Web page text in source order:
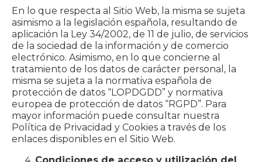
En lo que respecta al Sitio Web, la misma se sujeta
asimismo a la legislación española, resultando de
aplicación la Ley 34/2002, de 11 de julio, de servicios
de la sociedad de la información y de comercio
electrónico. Asimismo, en lo que concierne al
tratamiento de los datos de carácter personal, la
misma se sujeta a la normativa española de
protección de datos “LOPDGDD” y normativa
europea de protección de datos “RGPD”. Para
mayor información puede consultar nuestra
Política de Privacidad y Cookies a través de los
enlaces disponibles en el Sitio Web.